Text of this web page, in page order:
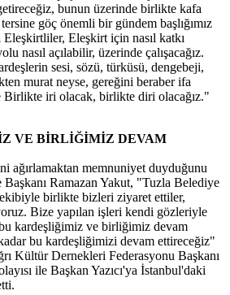
bunun üzerinde birlikte kafa
göç önemli bir gündem başlığımız
Eleşkirtliler, Eleşkirt için nasıl katkı
nasıl açılabilir, üzerinde çalışacağız.
sesi, sözü, türküsü, dengebeji,
murat neyse, gereğini beraber ifa
Birlikte iri olacak, birlikte diri olacağız."
VE BİRLİĞİMİZ DEVAM
ağırlamaktan memnuniyet duyduğunu
Ramazan Yakut, "Tuzla Belediye
ekibiyle birlikte bizleri ziyaret ettiler,
Bize yapılan işleri kendi gözleriyle
kardeşliğimiz ve birliğimiz devam
bu kardeşliğimizi devam ettireceğiz"
Kültür Dernekleri Federasyonu Başkanı
ile Başkan Yazıcı'ya İstanbul'daki